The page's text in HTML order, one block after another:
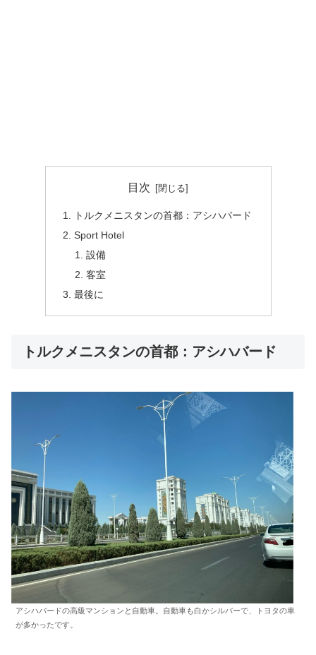
目次
トルクメニスタンの首都：アシハバード
Sport Hotel
設備
客室
最後に
トルクメニスタンの首都：アシハバード
アシハバードの高級マンションと自動車。自動車も白かシルバーで、トヨタの車
が多かったです。